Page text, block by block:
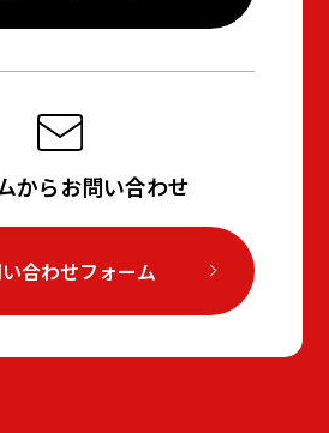
からお問い合わせ
合わせフォーム